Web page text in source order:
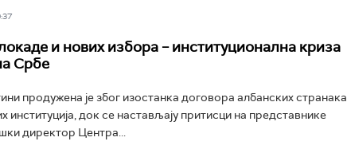
и нових избора – институционална криза
Србе
продужена је због изостанка договора албанских странака
док се настављају притисци на представнике
директор Центра...